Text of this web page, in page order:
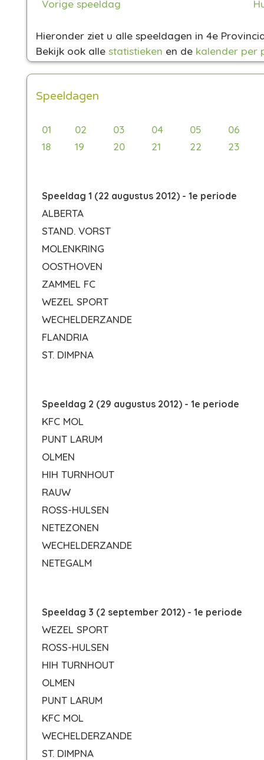
Vorige speeldag
Hieronder ziet u alle speeldagen in 4e
Bekijk ook alle statistieken en de kalender per
Speeldagen
01 02 03 04 05
06
18
19 20 21 22 23
Speeldag 1 (22 augustus 2012) - 1e periode
ALBERTA
STAND. VORST
MOLENKRING
OOSTHOVEN
ZAMMEL FC
WEZEL SPORT
WECHELDERZANDE
FLANDRIA
ST. DIMPNA
Speeldag 2 (29 augustus 2012) - 1e periode
KFC MOL
PUNT LARUM
OLMEN
HIH TURNHOUT
RAUW
ROSS-HULSEN
NETEZONEN
WECHELDERZANDE
NETEGALM
Speeldag 3 (2 september 2012) - 1e periode
WEZEL SPORT
ROSS-HULSEN
HIH TURNHOUT
OLMEN
PUNT LARUM
KFC MOL
WECHELDERZANDE
ST. DIMPNA